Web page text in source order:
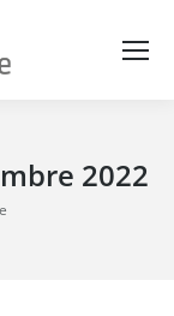
2022